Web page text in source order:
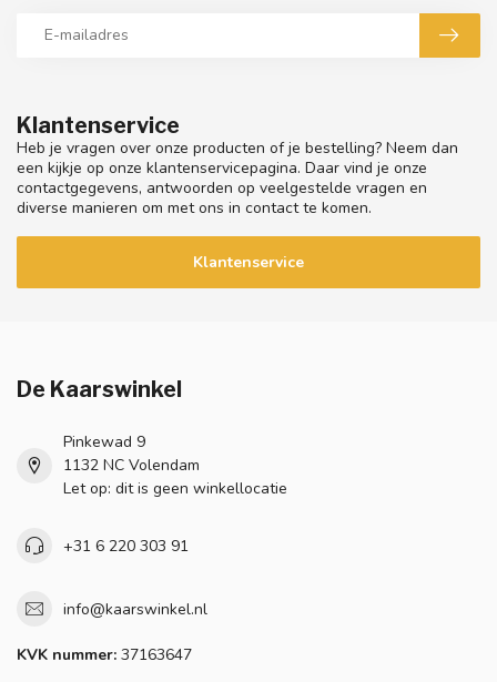
Klantenservice
Heb je vragen over onze producten of je bestelling? Neem dan
een kijkje op onze klantenservicepagina. Daar vind je onze
contactgegevens, antwoorden op veelgestelde vragen en
diverse manieren om met ons in contact te komen.
Klantenservice
De Kaarswinkel
Pinkewad 9
1132 NC Volendam
Let op: dit is geen winkellocatie
+31 6 220 303 91
info@kaarswinkel.nl
KVK nummer: 37163647